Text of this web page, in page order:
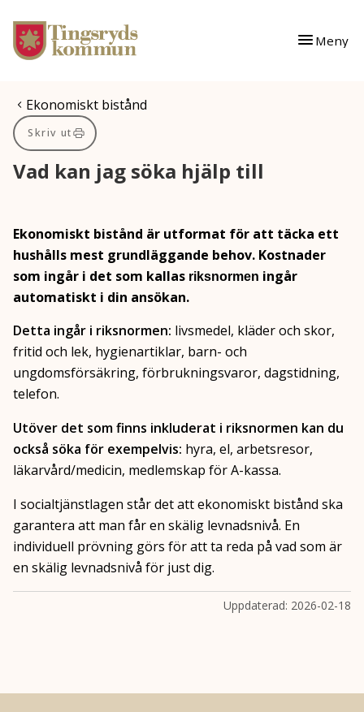
Gå till innehåll
Gå till huvudmeny
Meny
Du är här:
Ekonomiskt bistånd
Skriv ut
Vad kan jag söka hjälp till
Ekonomiskt bistånd är utformat för att täcka ett
hushålls mest grundläggande behov. Kostnader
som ingår i det som kallas riksnormen ingår
automatiskt i din ansökan.
Detta ingår i riksnormen: livsmedel, kläder och skor,
fritid och lek, hygienartiklar, barn- och
ungdomsförsäkring, förbrukningsvaror, dagstidning,
telefon.
Utöver det som finns inkluderat i riksnormen kan du
också söka för exempelvis: hyra, el, arbetsresor,
läkarvård/medicin, medlemskap för A-kassa.
I socialtjänstlagen står det att ekonomiskt bistånd ska
garantera att man får en skälig levnadsnivå. En
individuell prövning görs för att ta reda på vad som är
en skälig levnadsnivå för just dig.
Uppdaterad: 2026-02-18